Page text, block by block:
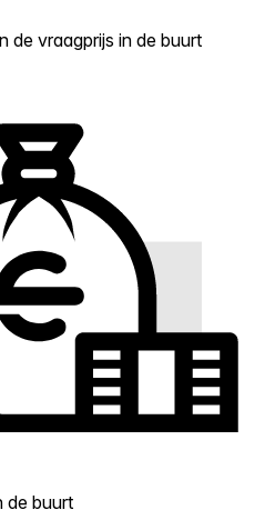
vraagprijs in de buurt
de buurt